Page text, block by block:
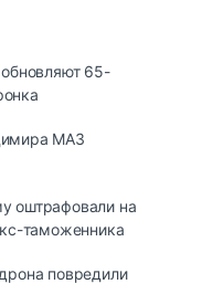
65-
МАЗ
оштрафовали на
таможенника
повредили